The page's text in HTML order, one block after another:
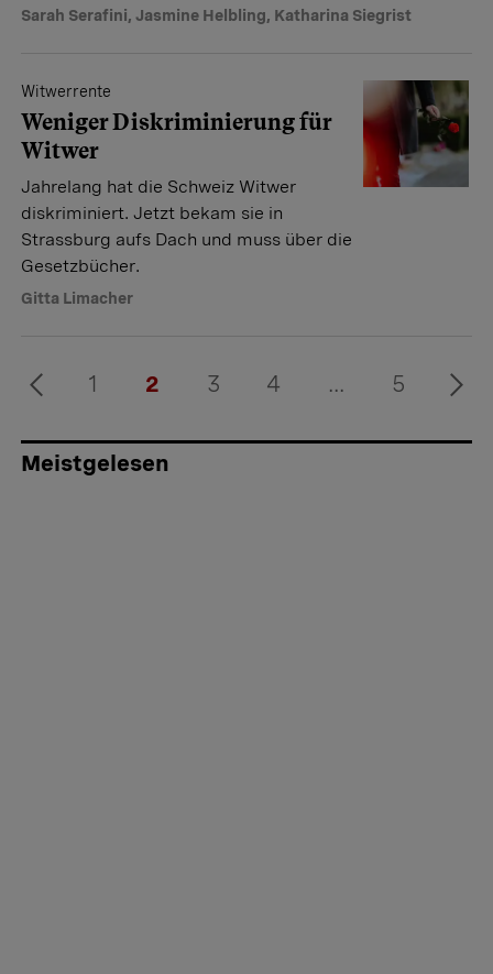
Sarah Serafini, Jasmine Helbling, Katharina Siegrist
Witwerrente
Weniger Diskriminierung für
Witwer
Jahrelang hat die Schweiz Witwer
diskriminiert. Jetzt bekam sie in
Strassburg aufs Dach und muss über die
Gesetzbücher.
Gitta Limacher
1 2 3 4 ... 5
Meistgelesen